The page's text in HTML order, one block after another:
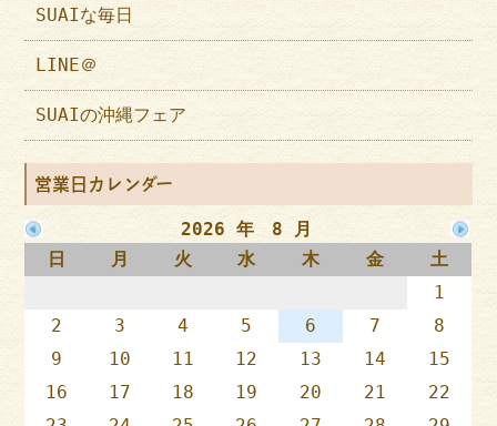
SUAIな毎日
LINE＠
SUAIの沖縄フェア
営業日カレンダー
2026 年 8 月
日
月 火 水 木 金
土
1
2
3 4 5 6 7
8
9
10 11 12 13 14
15
16
17 18 19 20 21
22